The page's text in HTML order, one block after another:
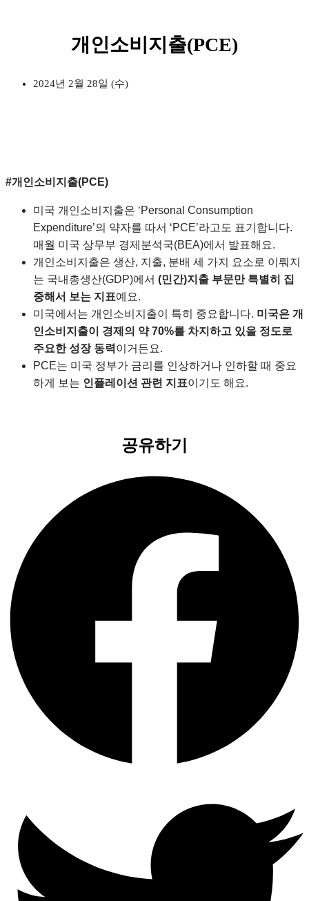
개인소비지출(PCE)
2024년 2월 28일 (수)
#개인소비지출(PCE)
미국 개인소비지출은 ‘Personal Consumption
Expenditure’의 약자를 따서 ‘PCE’라고도 표기합니다.
매월 미국 상무부 경제분석국(BEA)에서 발표해요.
개인소비지출은 생산, 지출, 분배 세 가지 요소로 이뤄지
는 국내총생산(GDP)에서 (민간)지출 부문만 특별히 집
중해서 보는 지표예요.
미국에서는 개인소비지출이 특히 중요합니다. 미국은 개
인소비지출이 경제의 약 70%를 차지하고 있을 정도로
주요한 성장 동력 이거든요.
PCE는 미국 정부가 금리를 인상하거나 인하할 때 중요
하게 보는 인플레이션 관련 지표이기도 해요.
공유하기